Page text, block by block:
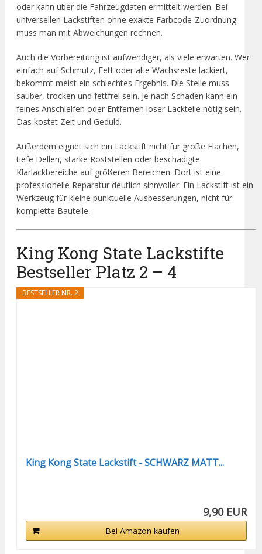
oder kann über die Fahrzeugdaten ermittelt werden. Bei
universellen Lackstiften ohne exakte Farbcode-Zuordnung
muss man mit Abweichungen rechnen.
Auch die Vorbereitung ist aufwendiger, als viele erwarten. Wer
einfach auf Schmutz, Fett oder alte Wachsreste lackiert,
bekommt meist ein schlechtes Ergebnis. Die Stelle muss
sauber, trocken und fettfrei sein. Je nach Schaden kann ein
feines Anschleifen oder Entfernen loser Lackteile nötig sein.
Das kostet Zeit und Geduld.
Außerdem eignet sich ein Lackstift nicht für große Flächen,
tiefe Dellen, starke Roststellen oder beschädigte
Klarlackbereiche auf größeren Bereichen. Dort ist eine
professionelle Reparatur deutlich sinnvoller. Ein Lackstift ist ein
Werkzeug für kleine punktuelle Ausbesserungen, nicht für
komplette Bauteile.
King Kong State Lackstifte
Bestseller Platz 2 – 4
BESTSELLER NR. 2
King Kong State Lackstift - SCHWARZ MATT...
9,90 EUR
Bei Amazon kaufen